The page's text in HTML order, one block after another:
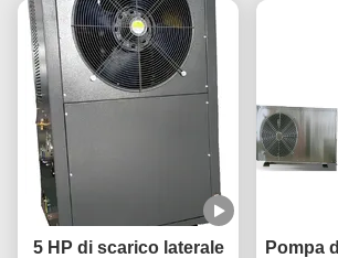
refrigerante R410A per
grandi locali
commerciali
5 HP di scarico laterale
Pompa